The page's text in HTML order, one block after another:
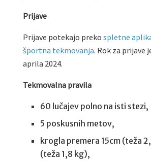
Prijave
Prijave potekajo preko spletne
športna tekmovanja. Rok za prijave
aprila 2024.
Tekmovalna pravila
60 lučajev polno na isti stezi,
5 poskusnih metov,
krogla premera 15cm (teža
(teža 1,8 kg),